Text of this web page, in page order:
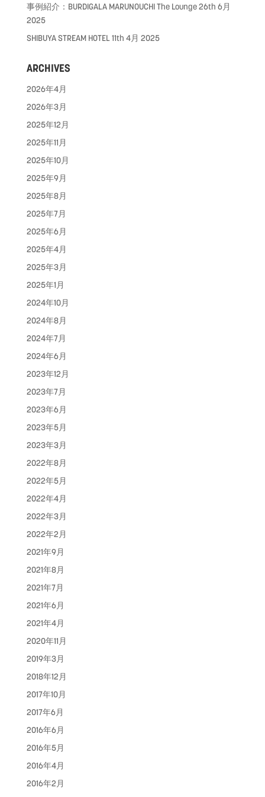
事例紹介：BURDIGALA MARUNOUCHI The Lounge26th 6月
2025
SHIBUYA STREAM HOTEL11th 4月 2025
ARCHIVES
2026年4月
2026年3月
2025年12月
2025年11月
2025年10月
2025年9月
2025年8月
2025年7月
2025年6月
2025年4月
2025年3月
2025年1月
2024年10月
2024年8月
2024年7月
2024年6月
2023年12月
2023年7月
2023年6月
2023年5月
2023年3月
2022年8月
2022年5月
2022年4月
2022年3月
2022年2月
2021年9月
2021年8月
2021年7月
2021年6月
2021年4月
2020年11月
2019年3月
2018年12月
2017年10月
2017年6月
2016年6月
2016年5月
2016年4月
2016年2月